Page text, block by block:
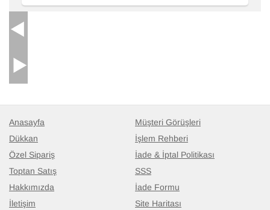
Anasayfa
Dükkan
Özel Sipariş
Toptan Satış
Hakkımızda
İletişim
Müşteri Görüşleri
İşlem Rehberi
İade & İptal Politikası
SSS
İade Formu
Site Haritası